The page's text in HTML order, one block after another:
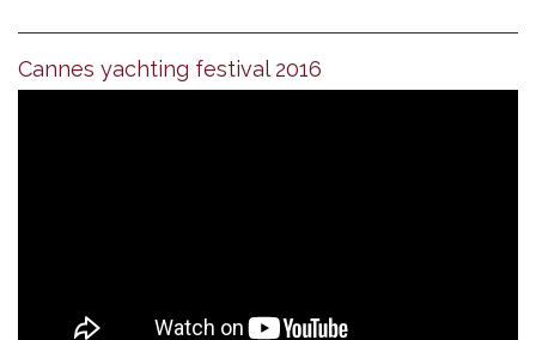
Cannes yachting festival 2016